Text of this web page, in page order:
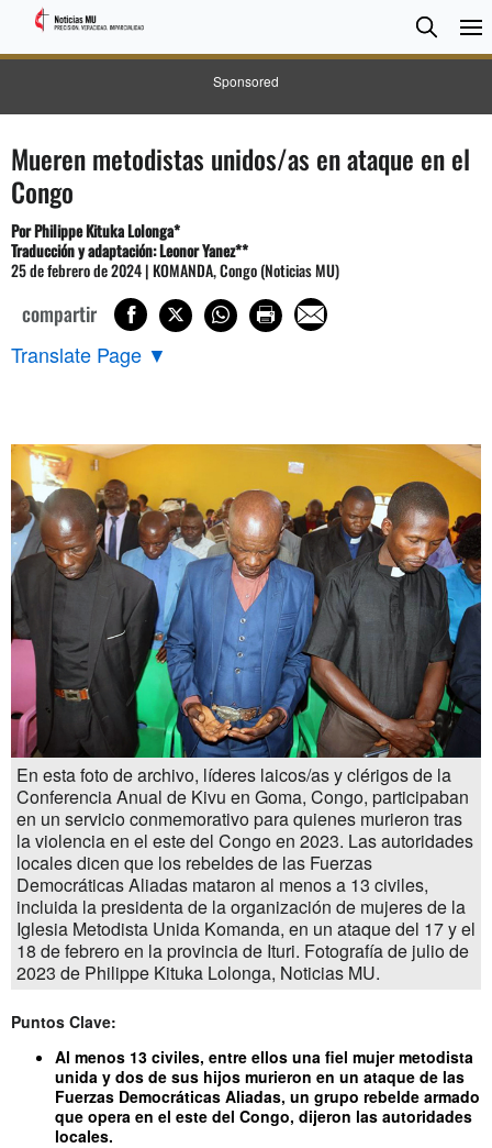
Sponsored
Search
Mueren metodistas unidos/as en ataque en el
Congo
PorPhilippe Kituka Lolonga*
Traducción y adaptación: Leonor Yanez**
25 de febrero de 2024 | KOMANDA, Congo (Noticias MU)
compartir
Translate Page ▼
En esta foto de archivo, líderes laicos/as y clérigos de la
Conferencia Anual de Kivu en Goma, Congo, participaban
en un servicio conmemorativo para quienes murieron tras
la violencia en el este del Congo en 2023. Las autoridades
locales dicen que los rebeldes de las Fuerzas
Democráticas Aliadas mataron al menos a 13 civiles,
incluida la presidenta de la organización de mujeres de la
Iglesia Metodista Unida Komanda, en un ataque del 17 y el
18 de febrero en la provincia de Ituri. Fotografía de julio de
2023 de Philippe Kituka Lolonga, Noticias MU.
Puntos Clave:
Al menos 13 civiles, entre ellos una fiel mujer metodista
unida y dos de sus hijos murieron en un ataque de las
Fuerzas Democráticas Aliadas, un grupo rebelde armado
que opera en el este del Congo, dijeron las autoridades
locales.